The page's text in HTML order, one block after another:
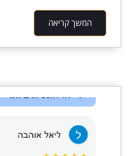
המשך קריאה